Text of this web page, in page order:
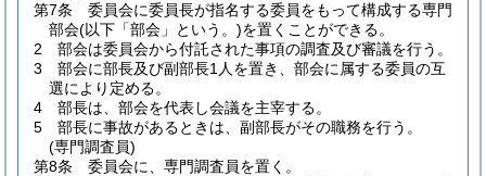
第7条
委員会に委員長が指名する委員をもって構成する専門
部会(以下「部会」という。)を置くことができる。
2
部会は委員会から付託された事項の調査及び審議を行う。
3
部会に部長及び副部長1人を置き、部会に属する委員の互
選により定める。
4
部長は、部会を代表し会議を主宰する。
5
部長に事故があるときは、副部長がその職務を行う。
(専門調査員)
第8条
委員会に、専門調査員を置く。